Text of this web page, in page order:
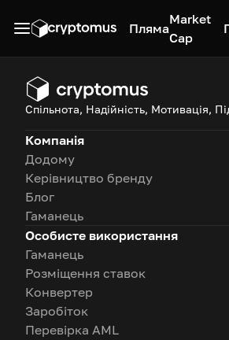
Пляма
Market
Cap
Спільнота, Надійність, Мотивація,
Компанія
Додому
Керівництво бренду
Блог
Гаманець
Особисте використання
Гаманець
Розміщення ставок
Конвертер
Заробіток
Перевірка AML